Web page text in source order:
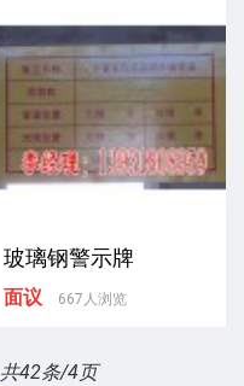
玻璃钢警示牌
面议 667人浏览
共42条/4页